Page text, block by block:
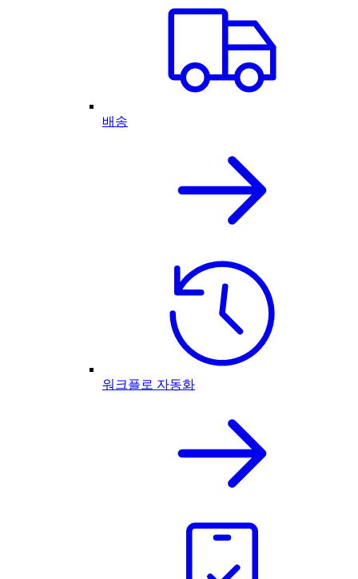
배송
워크플로 자동화